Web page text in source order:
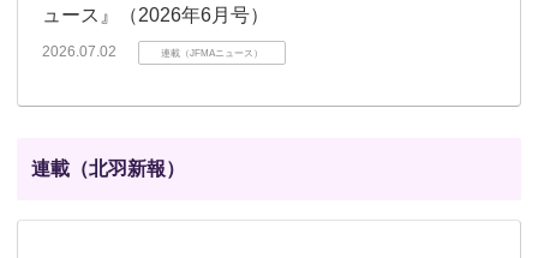
ュース』（2026年6月号）
2026.07.02 連載（JFMAニュース）
連載（北羽新報）